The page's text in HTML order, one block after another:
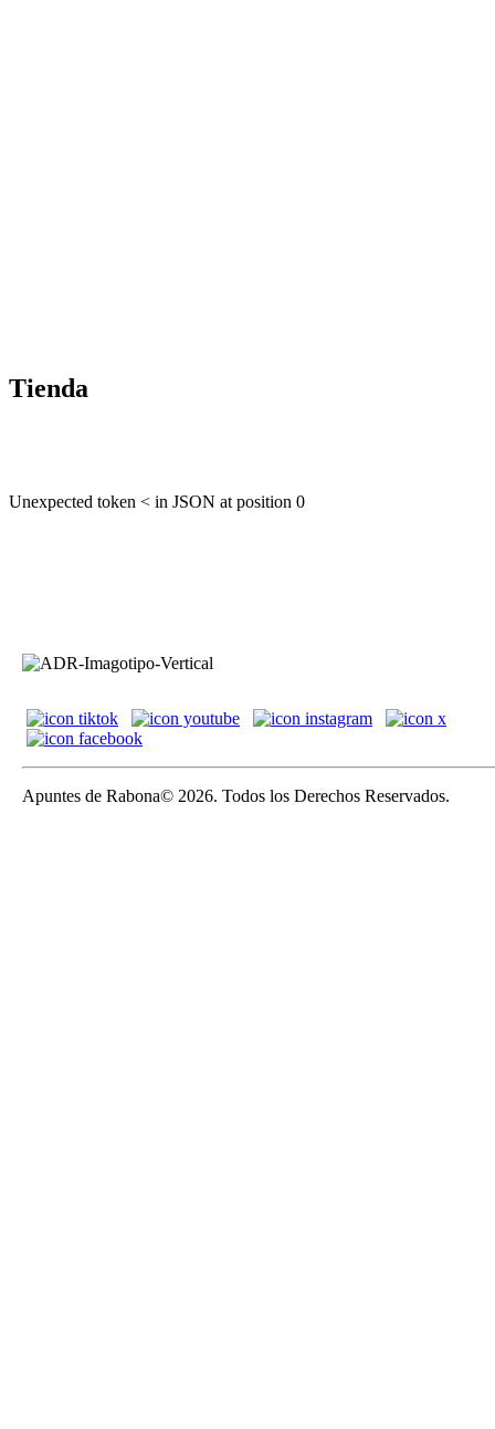
Tienda
Unexpected token < in JSON at position 0
Apuntes de Rabona© 2026. Todos los Derechos Reservados.